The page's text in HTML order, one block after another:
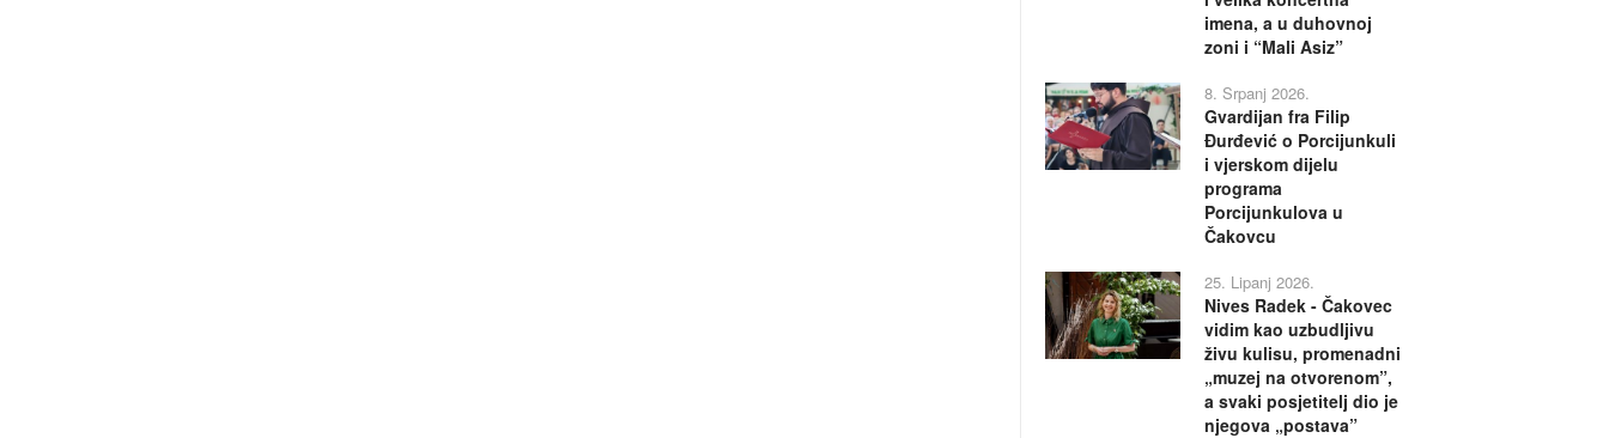
imena, a u duhovnoj
zoni i “Mali Asiz”
8. Srpanj 2026.
Gvardijan fra Filip
Đurđević o Porcijunkuli
i vjerskom dijelu
programa
Porcijunkulova u
Čakovcu
25. Lipanj 2026.
Nives Radek - Čakovec
vidim kao uzbudljivu
živu kulisu, promenadni
„muzej na otvorenom”,
a svaki posjetitelj dio je
njegova „postava”